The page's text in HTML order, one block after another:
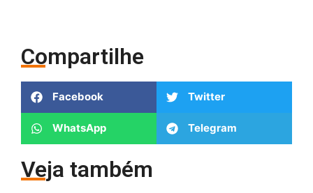
Compartilhe
Facebook Twitter
WhatsApp Telegram
Veja também